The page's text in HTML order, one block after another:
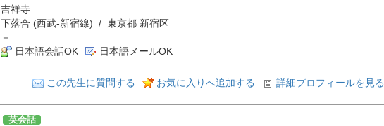
吉祥寺
下落合 (西武-新宿線) / 東京都 新宿区
－
日本語会話OK 日本語メールOK
この先生に質問する お気に入りへ追加する 詳細プロフィールを見る
英会話